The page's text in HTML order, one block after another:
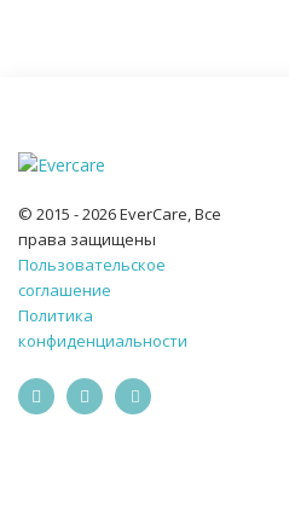
© 2015 - 2026 EverCare, Все
права защищены
Пользовательское
соглашение
Политика
конфиденциальности